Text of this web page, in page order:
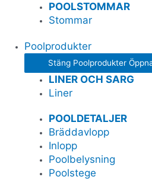
POOLSTOMMAR
Stommar
Poolprodukter
Stäng Poolprodukter
LINER OCH SARG
Liner
POOLDETALJER
Bräddavlopp
Inlopp
Poolbelysning
Poolstege